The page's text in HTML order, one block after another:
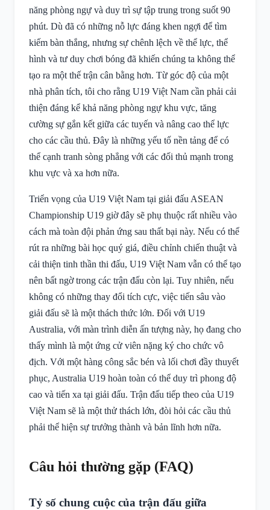
năng phòng ngự và duy trì sự tập trung trong suốt 90
phút. Dù đã có những nỗ lực đáng khen ngợi để tìm
kiếm bàn thắng, nhưng sự chênh lệch về thể lực, thể
hình và tư duy chơi bóng đã khiến chúng ta không thể
tạo ra một thế trận cân bằng hơn. Từ góc độ của một
nhà phân tích, tôi cho rằng U19 Việt Nam cần phải cải
thiện đáng kể khả năng phòng ngự khu vực, tăng
cường sự gắn kết giữa các tuyến và nâng cao thể lực
cho các cầu thủ. Đây là những yếu tố nền tảng để có
thể cạnh tranh sòng phẳng với các đối thủ mạnh trong
khu vực và xa hơn nữa.
Triển vọng của U19 Việt Nam tại giải đấu ASEAN
Championship U19 giờ đây sẽ phụ thuộc rất nhiều vào
cách mà toàn đội phản ứng sau thất bại này. Nếu có thể
rút ra những bài học quý giá, điều chỉnh chiến thuật và
cải thiện tinh thần thi đấu, U19 Việt Nam vẫn có thể tạo
nên bất ngờ trong các trận đấu còn lại. Tuy nhiên, nếu
không có những thay đổi tích cực, việc tiến sâu vào
giải đấu sẽ là một thách thức lớn. Đối với U19
Australia, với màn trình diễn ấn tượng này, họ đang cho
thấy mình là một ứng cử viên nặng ký cho chức vô
địch. Với một hàng công sắc bén và lối chơi đầy thuyết
phục, Australia U19 hoàn toàn có thể duy trì phong độ
cao và tiến xa tại giải đấu. Trận đấu tiếp theo của U19
Việt Nam sẽ là một thử thách lớn, đòi hỏi các cầu thủ
phải thể hiện sự trưởng thành và bản lĩnh hơn nữa.
Câu hỏi thường gặp (FAQ)
Tỷ số chung cuộc của trận đấu giữa